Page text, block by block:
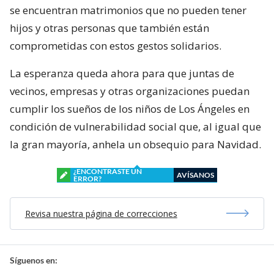
se encuentran matrimonios que no pueden tener
hijos y otras personas que también están
comprometidas con estos gestos solidarios.
La esperanza queda ahora para que juntas de
vecinos, empresas y otras organizaciones puedan
cumplir los sueños de los niños de Los Ángeles en
condición de vulnerabilidad social que, al igual que
la gran mayoría, anhela un obsequio para Navidad.
¿ENCONTRASTE UN
ERROR?
AVÍSANOS
Revisa nuestra página de correcciones
Síguenos en: